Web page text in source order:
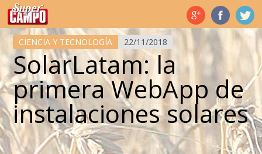
Temas de hoy
CIENCIA Y TECNOLOGÍA 22/11/2018
SolarLatam: la
primera WebApp de
instalaciones solares